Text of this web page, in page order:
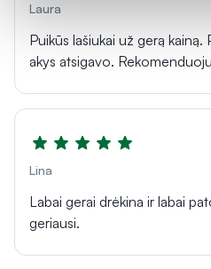
Laura
Puikūs lašiukai už gerą
akys atsigavo.
Lina
Labai gerai drėkina ir labai
geriausi.